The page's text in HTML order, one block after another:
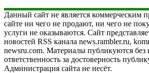
Данный сайт не является коммерческим
сайте ни чего не продают, ни чего не
услуги не оказываются. Сайт
новостей RSS канала news.rambler.ru,
newsru.com. Материалы публикуются без
ответственность за достоверность
Администрация сайта не несёт.